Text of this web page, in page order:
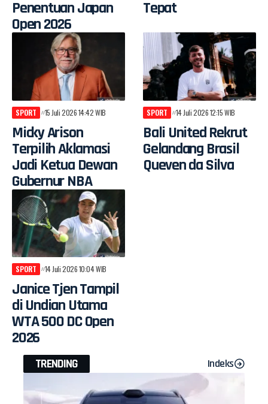
Penentuan Japan
Open 2026
Tepat
SPORT 15 Juli 2026 14:42 WIB
Micky Arison
Terpilih Aklamasi
Jadi Ketua Dewan
Gubernur NBA
SPORT 14 Juli 2026 12:15 WIB
Bali United Rekrut
Gelandang Brasil
Queven da Silva
SPORT 14 Juli 2026 10:04 WIB
Janice Tjen Tampil
di Undian Utama
WTA 500 DC Open
2026
TRENDING Indeks